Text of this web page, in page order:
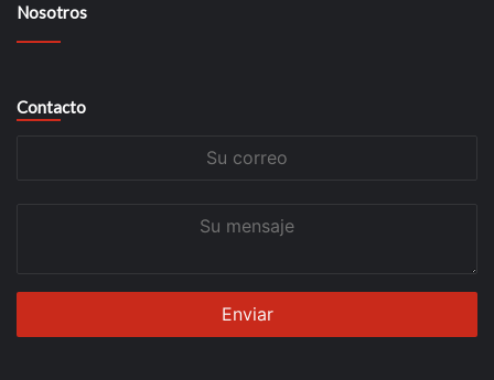
Nosotros
Contacto